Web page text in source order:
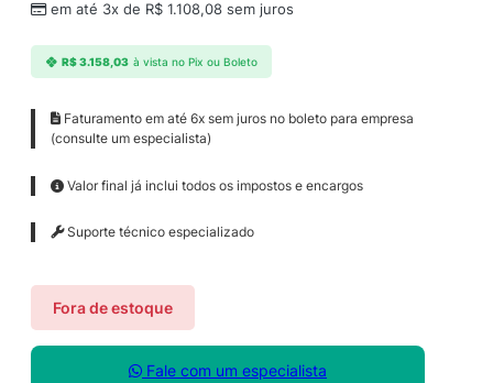
em até 3x de R$ 1.108,08 sem juros
R$3.158,03 à vista no Pix ou Boleto
Faturamento em até 6x sem juros no boleto para empresa
(consulte um especialista)
Valor final já inclui todos os impostos e encargos
Suporte técnico especializado
Fora de estoque
Fale com um especialista